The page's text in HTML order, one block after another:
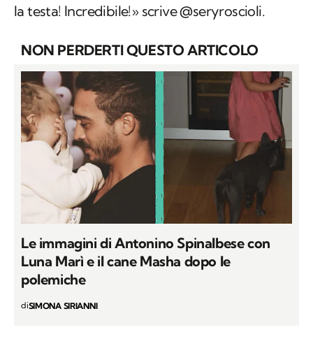
la testa! Incredibile!» scrive @seryroscioli.
NON PERDERTI QUESTO ARTICOLO
Le immagini di Antonino Spinalbese con
Luna Marì e il cane Masha dopo le
polemiche
diSIMONA SIRIANNI